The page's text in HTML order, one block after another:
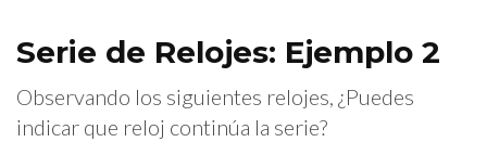
Serie de Relojes: Ejemplo 2
Observando los siguientes relojes, ¿Puedes
indicar que reloj continúa la serie?